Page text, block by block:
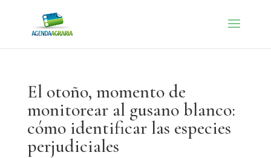
El otoño, momento de
monitorear al gusano blanco:
cómo identificar las especies
perjudiciales